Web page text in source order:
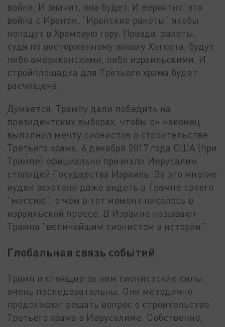
война. И значит, она будет. И вероятно, это
война с Ираном. "Иранские ракеты" якобы
попадут в Храмовую гору. Правда, ракеты,
судя по восторженному запалу Хегсета, будут
либо американскими, либо израильскими. И
стройплощадка для Третьего храма будет
расчищена.
Думается, Трампу дали победить на
президентских выборах, чтобы он наконец
выполнил мечту сионистов о строительстве
Третьего храма. 6 декабря 2017 года США (при
Трампе) официально признали Иерусалим
столицей Государства Израиль. За это многие
иудеи захотели даже видеть в Трампе своего
"мессию", о чём в тот момент писалось в
израильской прессе. В Израиле называют
Трампа "величайшим сионистом в истории".
Глобальная связь событий
Трамп и стоящие за ним сионистские силы
очень последовательны. Они методично
продолжают решать вопрос о строительстве
Третьего храма в Иерусалиме. Собственно,